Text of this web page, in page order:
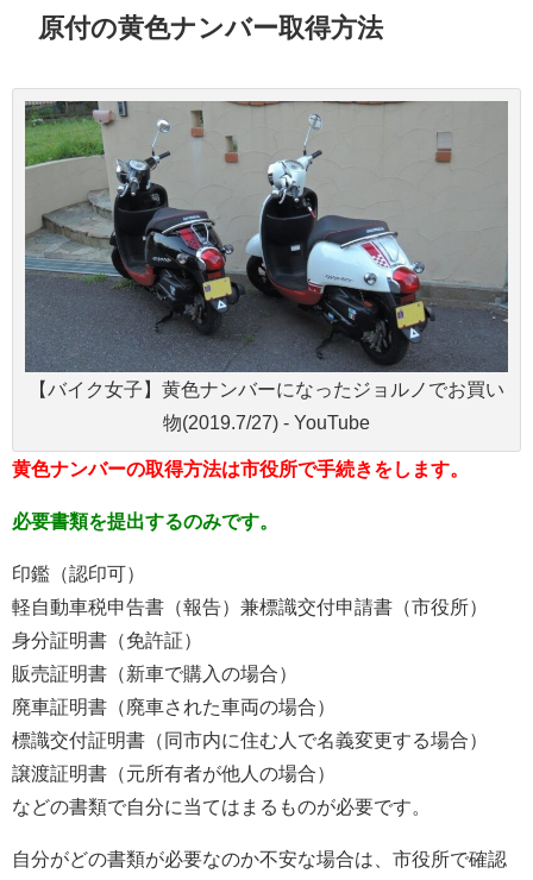
原付の黄色ナンバー取得方法
【バイク女子】黄色ナンバーになったジョルノでお買い
物(2019.7/27) - YouTube
黄色ナンバーの取得方法は市役所で手続きをします。
必要書類を提出するのみです。
印鑑（認印可）
軽自動車税申告書（報告）兼標識交付申請書（市役所）
身分証明書（免許証）
販売証明書（新車で購入の場合）
廃車証明書（廃車された車両の場合）
標識交付証明書（同市内に住む人で名義変更する場合）
譲渡証明書（元所有者が他人の場合）
などの書類で自分に当てはまるものが必要です。
自分がどの書類が必要なのか不安な場合は、市役所で確認